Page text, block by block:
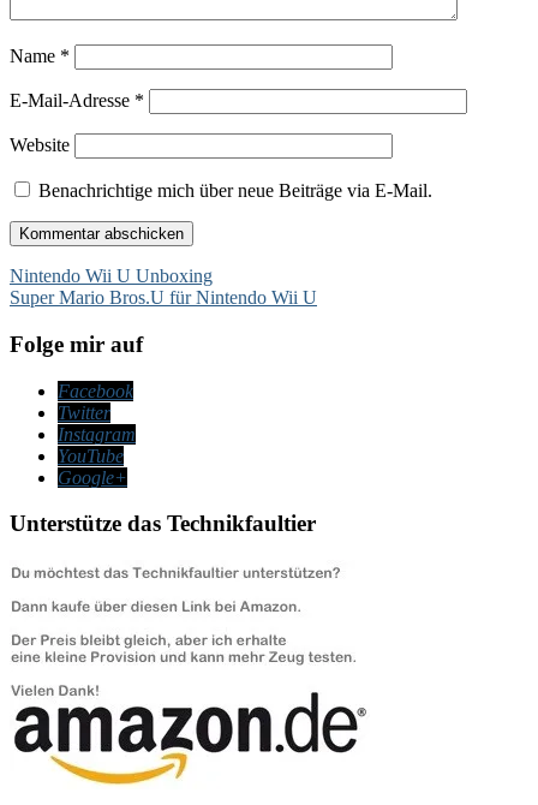
Name *
E-Mail-Adresse *
Website
Benachrichtige mich über neue Beiträge via E-Mail.
Beitragsnavigation
Nintendo Wii U Unboxing
Super Mario Bros.U für Nintendo Wii U
Folge mir auf
Facebook
Twitter
Instagram
YouTube
Google+
Unterstütze das Technikfaultier